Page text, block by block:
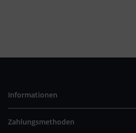
Informationen
Zahlungsmethoden